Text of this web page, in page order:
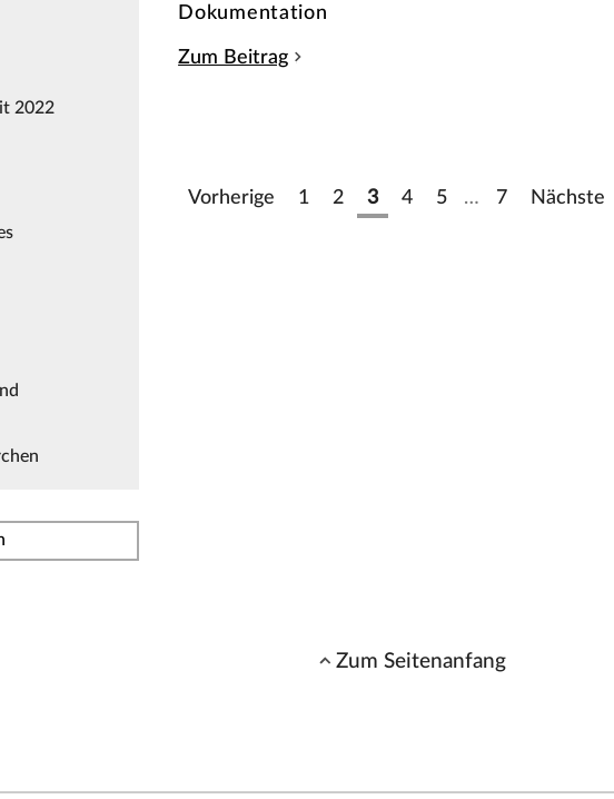
2022
Dokumentation
Zum Beitrag
Vorherige 1 2 3 4 5 … 7 Nächste
Zum Seitenanfang